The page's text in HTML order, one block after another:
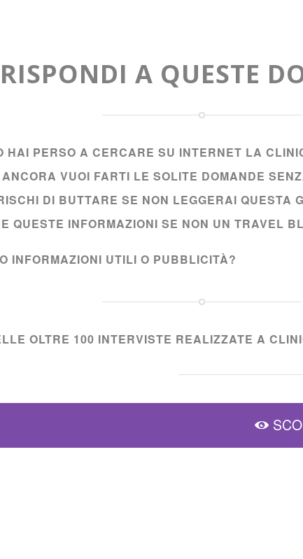
RISPONDI A QUESTE
HAI PERSO A CERCARE SU INTERNET LA
VUOI FARTI LE SOLITE DOMANDE
DI BUTTARE SE NON LEGGERAI QUESTA
QUESTE INFORMAZIONI SE NON UN TRAVEL
INFORMAZIONI UTILI O PUBBLICITÀ?
OLTRE 100 INTERVISTE REALIZZATE A